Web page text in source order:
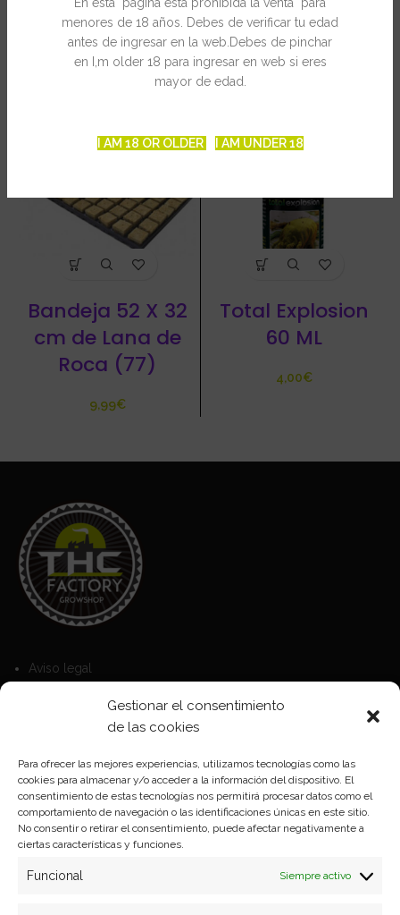
menores de 18 años. Debes de verificar tu edad
antes de ingresar en la web.Debes de pinchar
en I,m older 18 para ingresar en web si eres
mayor de edad.
I AM 18 OR OLDER I AM UNDER 18
Gestionar el consentimiento
de las cookies
Para ofrecer las mejores experiencias, utilizamos tecnologías como las
cookies para almacenar y/o acceder a la información del dispositivo. El
consentimiento de estas tecnologías nos permitirá procesar datos como el
comportamiento de navegación o las identificaciones únicas en este sitio.
No consentir o retirar el consentimiento, puede afectar negativamente a
ciertas características y funciones.
Funcional Siempre activo
PRODUCTOS RELACIONADOS
Bandeja 52 X 32
cm de Lana de
Roca (77)
€
Total Explosion
60 ML
€
Aviso legal
Política de privacidad
Formas de pago
Plazos y condiciones de envio
Politica de devoluciones